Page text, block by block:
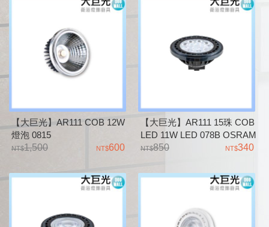
【大巨光】AR111 COB 12W
燈泡 0815
1,500
600
【大巨光】AR111 15珠 COB
LED 11W LED 078B OSRAM
晶片850 340